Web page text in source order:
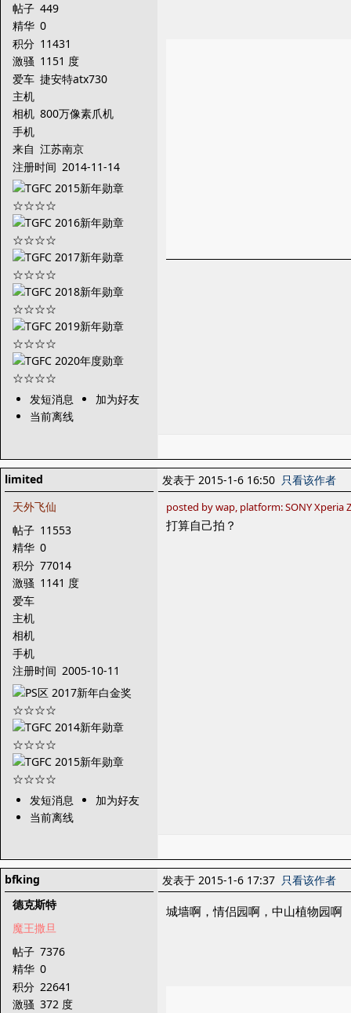
帖子 449
精华 0
积分 11431
激骚 1151 度
爱车 捷安特atx730
主机
相机 800万像素爪机
手机
来自 江苏南京
注册时间 2014-11-14
发短消息
加为好友
当前离线
limited
天外飞仙
帖子 11553
精华 0
积分 77014
激骚 1141 度
爱车
主机
相机
手机
注册时间 2005-10-11
发短消息
加为好友
当前离线
发表于 2015-1-6 16:50 只看该作者
posted by wap, platform: SONY Xperia
打算自己拍？
bfking
德克斯特
魔王撒旦
帖子 7376
精华 0
积分 22641
激骚 372 度
发表于 2015-1-6 17:37 只看该作者
城墙啊，情侣园啊，中山植物园啊